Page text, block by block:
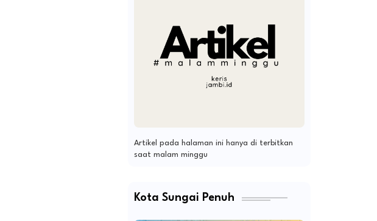
Artikel pada halaman ini hanya di terbitkan
saat malam minggu
Kota Sungai Penuh